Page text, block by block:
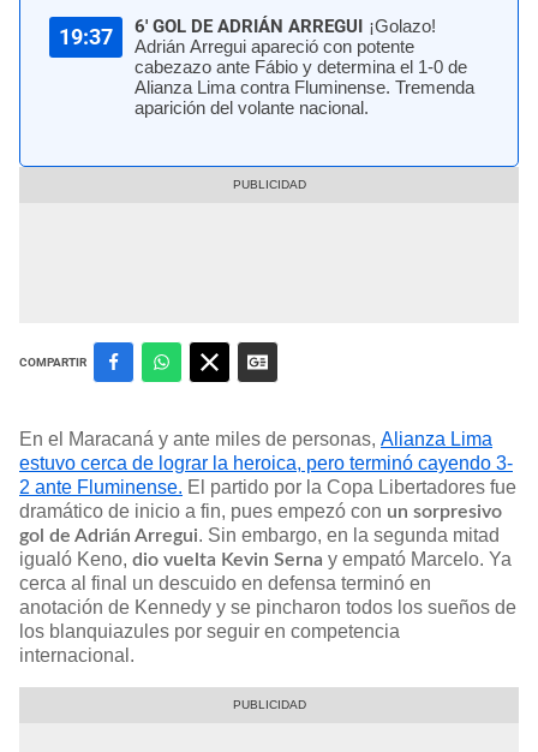
19:37 6' GOL DE ADRIÁN ARREGUI ¡Golazo!
Adrián Arregui apareció con potente
cabezazo ante Fábio y determina el 1-0 de
Alianza Lima contra Fluminense. Tremenda
aparición del volante nacional.
COMPARTIR
En el Maracaná y ante miles de personas, Alianza Lima
estuvo cerca de lograr la heroica, pero terminó cayendo 3-
2 ante Fluminense. El partido por la Copa Libertadores fue
dramático de inicio a fin, pues empezó con un sorpresivo
gol de Adrián Arregui. Sin embargo, en la segunda mitad
igualó Keno, dio vuelta Kevin Serna y empató Marcelo. Ya
cerca al final un descuido en defensa terminó en
anotación de Kennedy y se pincharon todos los sueños de
los blanquiazules por seguir en competencia
internacional.